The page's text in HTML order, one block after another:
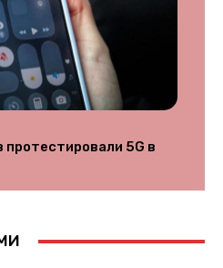
5G в